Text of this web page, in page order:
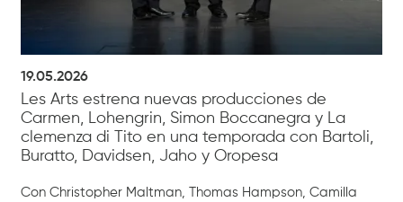
19.05.2026
Les Arts estrena nuevas producciones de
Carmen, Lohengrin, Simon Boccanegra y La
clemenza di Tito en una temporada con Bartoli,
Buratto, Davidsen, Jaho y Oropesa
Con Christopher Maltman, Thomas Hampson, Camilla